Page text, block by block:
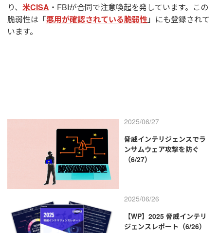
り、 米CISA ・FBIが合同で注意喚起を発しています。この
脆弱性は「悪用が確認されている脆弱性」にも登録されて
います。
2025/06/27
脅威インテリジェンスでラ
ンサムウェア攻撃を防ぐ
（6/27）
2025/06/26
【WP】2025 脅威インテリ
ジェンスレポート（6/26）